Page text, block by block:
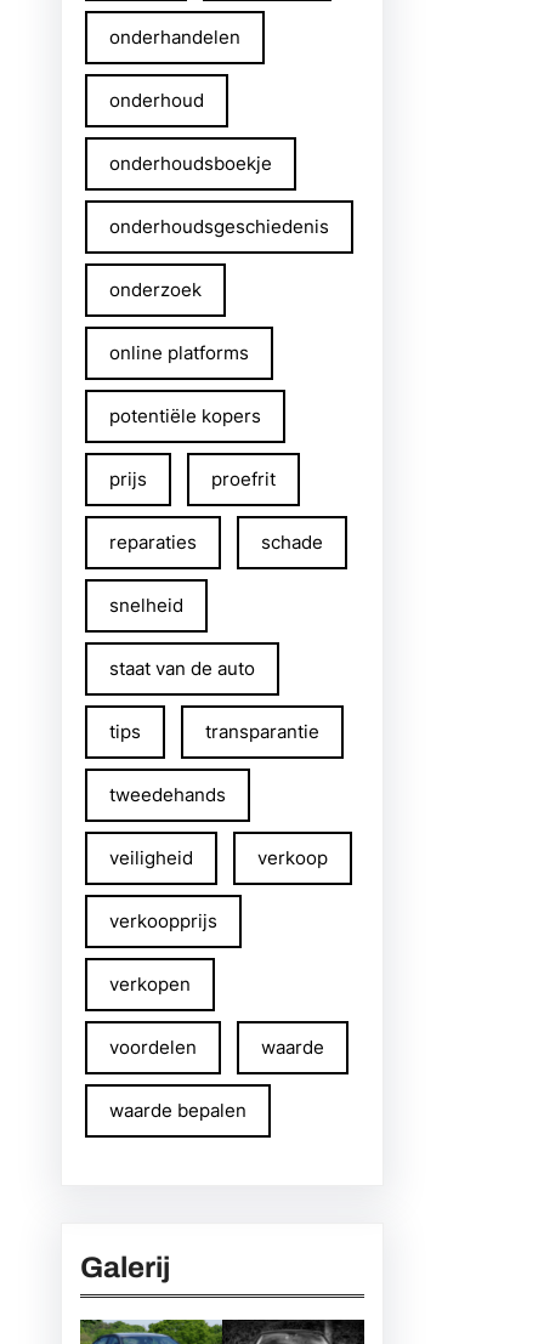
onderhandelen
onderhoud
onderhoudsboekje
onderhoudsgeschiedenis
onderzoek
online platforms
potentiële kopers
prijs proefrit
reparaties schade
snelheid
staat van de auto
tips transparantie
tweedehands
veiligheid verkoop
verkoopprijs
verkopen
voordelen waarde
waarde bepalen
Galerij